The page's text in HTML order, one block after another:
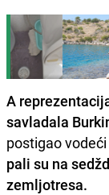
A
savladala
postigao
pali su na
zemljotresa.